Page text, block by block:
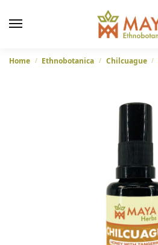
Home / Ethnobotanica / Chilcuague /